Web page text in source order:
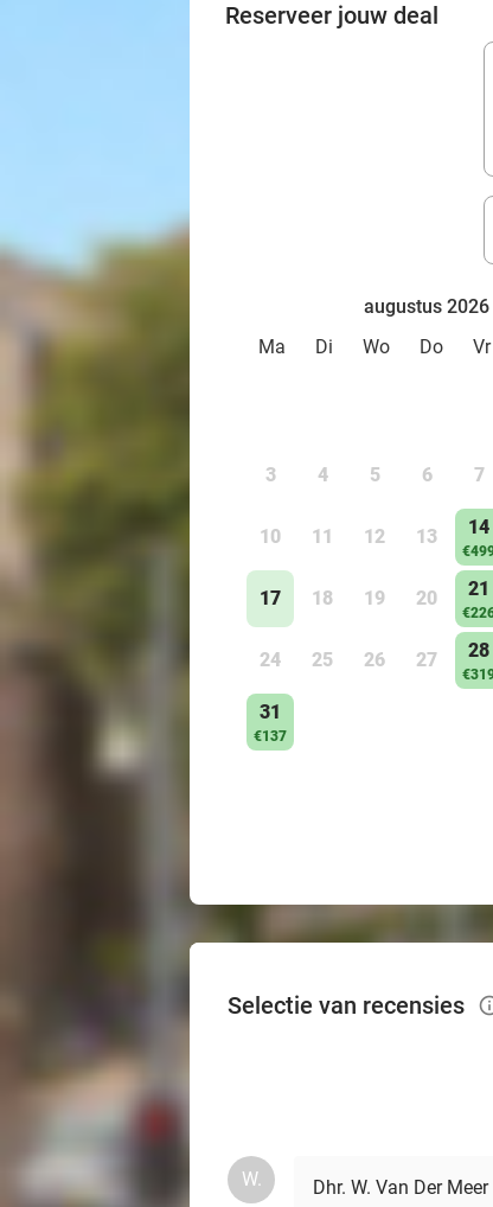
Reserveer jouw deal
augustus 2026
Ma
Di Wo Do Vr
3 4 5 6 7
10 11 12 13 14
17 18 19 20 21
24 25 26 27 28
31
€137
Selectie van recensies
W. Dhr. W. Van Der Meer